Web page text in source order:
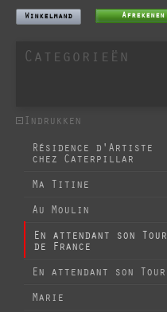
Winkelmand Afrekenen
Categorieën
Indrukken
Résidence d'Artiste
chez Caterpillar
Ma Titine
Au Moulin
En attendant son Tour
de France
En attendant son Tour
Marie